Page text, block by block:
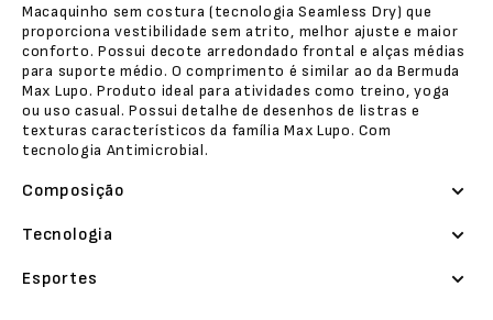
Macaquinho sem costura (tecnologia Seamless Dry) que
proporciona vestibilidade sem atrito, melhor ajuste e maior
conforto. Possui decote arredondado frontal e alças médias
para suporte médio. O comprimento é similar ao da Bermuda
Max Lupo. Produto ideal para atividades como treino, yoga
ou uso casual. Possui detalhe de desenhos de listras e
texturas característicos da família Max Lupo. Com
tecnologia Antimicrobial.
Composição
Tecnologia
Esportes